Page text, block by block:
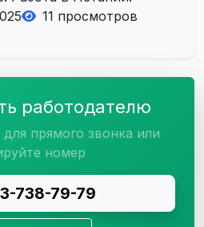
11 просмотров
работодателю
прямого звонка или
номер
738-79-79